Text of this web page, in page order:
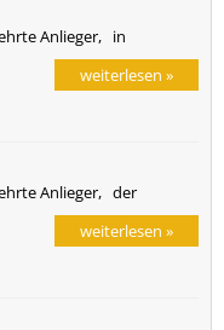
Anlieger, in
weiterlesen »
Anlieger, der
weiterlesen »